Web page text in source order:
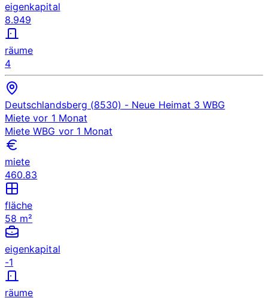
eigenkapital
8.949
räume
4
Deutschlandsberg (8530) - Neue Heimat 3 WBG
Miete vor 1 Monat
Miete WBG vor 1 Monat
miete
460.83
fläche
58 m²
eigenkapital
-1
räume